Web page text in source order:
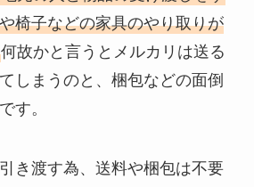
椅子などの家具のやり取りが
何故かと言うとメルカリは送る
しまうのと、梱包などの面倒
す。
き渡す為、送料や梱包は不要